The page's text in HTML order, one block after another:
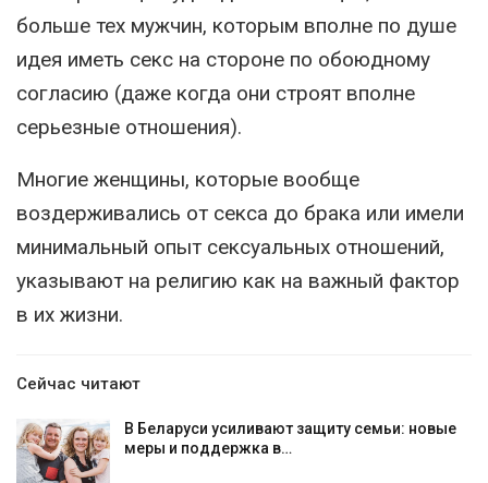
больше тех мужчин, которым вполне по душе
идея иметь секс на стороне по обоюдному
согласию (даже когда они строят вполне
серьезные отношения).
Многие женщины, которые вообще
воздерживались от секса до брака или имели
минимальный опыт сексуальных отношений,
указывают на религию как на важный фактор
в их жизни.
Сейчас читают
В Беларуси усиливают защиту семьи: новые
меры и поддержка в…